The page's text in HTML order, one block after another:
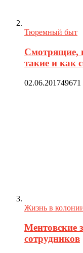
Тюремный быт
Смотрящие,
такие и как
02.06.201749671
Жизнь в
Ментовские
сотрудников